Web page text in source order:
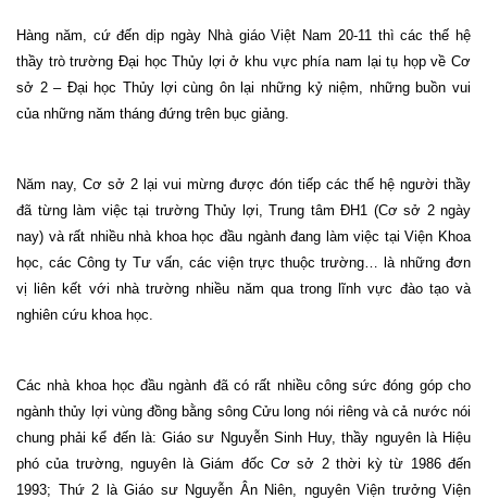
Hàng năm, cứ đến dịp ngày Nhà giáo Việt Nam 20-11 thì các thế hệ
thầy trò trường Đại học Thủy lợi ở khu vực phía nam lại tụ họp về Cơ
sở 2 – Đại học Thủy lợi cùng ôn lại những kỷ niệm, những buồn vui
của những năm tháng đứng trên bục giảng.
Năm nay, Cơ sở 2 lại vui mừng được đón tiếp các thế hệ người thầy
đã từng làm việc tại trường Thủy lợi, Trung tâm ĐH1 (Cơ sở 2 ngày
nay) và rất nhiều nhà khoa học đầu ngành đang làm việc tại Viện Khoa
học, các Công ty Tư vấn, các viện trực thuộc trường… là những đơn
vị liên kết với nhà trường nhiều năm qua trong lĩnh vực đào tạo và
nghiên cứu khoa học.
Các nhà khoa học đầu ngành đã có rất nhiều công sức đóng góp cho
ngành thủy lợi vùng đồng bằng sông Cửu long nói riêng và cả nước nói
chung phải kể đến là: Giáo sư Nguyễn Sinh Huy, thầy nguyên là Hiệu
phó của trường, nguyên là Giám đốc Cơ sở 2 thời kỳ từ 1986 đến
1993; Thứ 2 là Giáo sư Nguyễn Ân Niên, nguyên Viện trưởng Viện